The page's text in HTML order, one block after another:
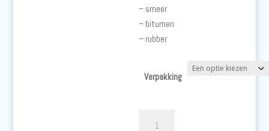
– smeer
– bitumen
– rubber
Verpakking